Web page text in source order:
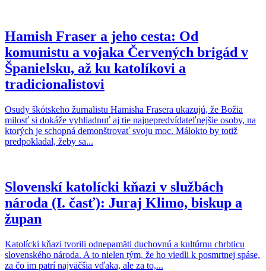
Hamish Fraser a jeho cesta: Od
komunistu a vojaka Červených brigád v
Španielsku, až ku katolíkovi a
tradicionalistovi
Osudy škótskeho žurnalistu Hamisha Frasera ukazujú, že Božia
milosť si dokáže vyhliadnuť aj tie najnepredvídateľnejšie osoby, na
ktorých je schopná demonštrovať svoju moc. Málokto by totiž
predpokladal, žeby sa...
Slovenskí katolícki kňazi v službách
národa (I. časť): Juraj Klimo, biskup a
župan
Katolícki kňazi tvorili odnepamäti duchovnú a kultúrnu chrbticu
slovenského národa. A to nielen tým, že ho viedli k posmrtnej spáse,
za čo im patrí najväčšia vďaka, ale za to,...